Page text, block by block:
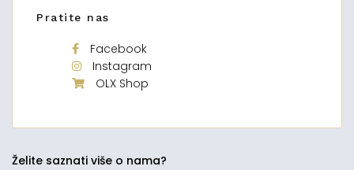
Pratite nas
Facebook
Instagram
OLX Shop
Želite saznati više o nama?